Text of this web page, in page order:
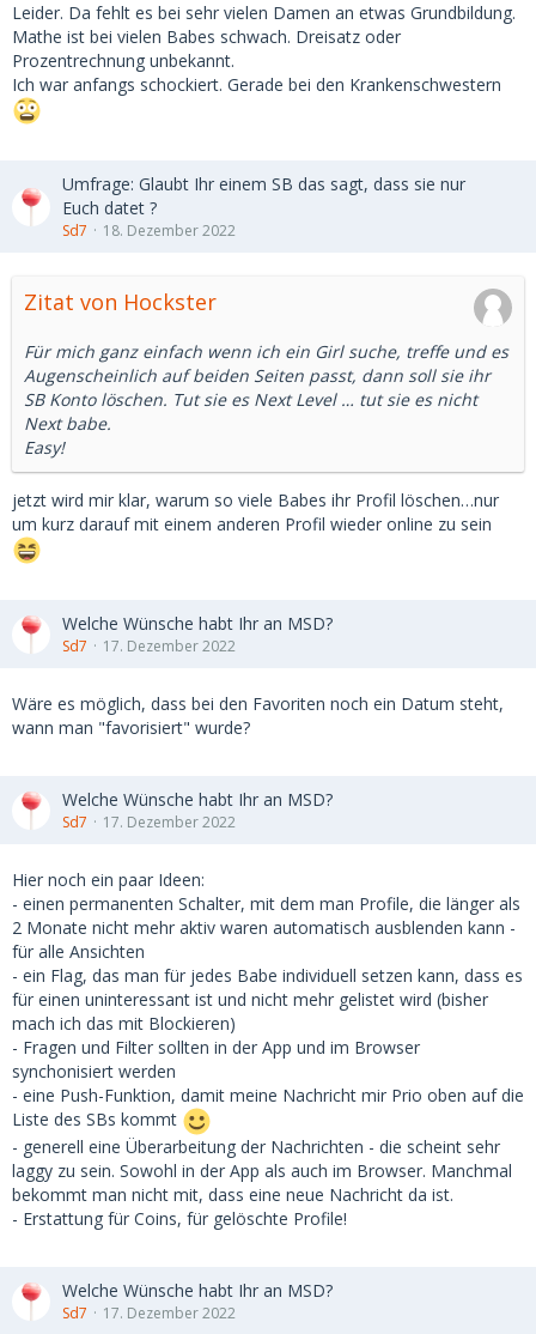
Leider. Da fehlt es bei sehr vielen Damen an etwas Grundbildung.
Mathe ist bei vielen Babes schwach. Dreisatz oder
Prozentrechnung unbekannt.
Ich war anfangs schockiert. Gerade bei den Krankenschwestern
Umfrage: Glaubt Ihr einem SB das sagt, dass sie nur
Euch datet ?
Sd7 18. Dezember 2022
Zitat von Hockster
Für mich ganz einfach wenn ich ein Girl suche, treffe und es
Augenscheinlich auf beiden Seiten passt, dann soll sie ihr
SB Konto löschen. Tut sie es Next Level … tut sie es nicht
Next babe.
Easy!
jetzt wird mir klar, warum so viele Babes ihr Profil löschen…nur
um kurz darauf mit einem anderen Profil wieder online zu sein
Welche Wünsche habt Ihr an MSD?
Sd7 17. Dezember 2022
Wäre es möglich, dass bei den Favoriten noch ein Datum steht,
wann man "favorisiert" wurde?
Welche Wünsche habt Ihr an MSD?
Sd7 17. Dezember 2022
Hier noch ein paar Ideen:
- einen permanenten Schalter, mit dem man Profile, die länger als
2 Monate nicht mehr aktiv waren automatisch ausblenden kann -
für alle Ansichten
- ein Flag, das man für jedes Babe individuell setzen kann, dass es
für einen uninteressant ist und nicht mehr gelistet wird (bisher
mach ich das mit Blockieren)
- Fragen und Filter sollten in der App und im Browser
synchonisiert werden
- eine Push-Funktion, damit meine Nachricht mir Prio oben auf die
Liste des SBs kommt
- generell eine Überarbeitung der Nachrichten - die scheint sehr
laggy zu sein. Sowohl in der App als auch im Browser. Manchmal
bekommt man nicht mit, dass eine neue Nachricht da ist.
- Erstattung für Coins, für gelöschte Profile!
Welche Wünsche habt Ihr an MSD?
Sd7 17. Dezember 2022